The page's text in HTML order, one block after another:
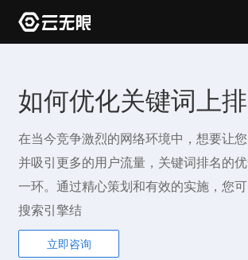
如何优化关键词上
在当今竞争激烈的网络环境中，想要让
并吸引更多的用户流量，关键词排名的
一环。通过精心策划和有效的实施，您
搜索引擎结
立即咨询